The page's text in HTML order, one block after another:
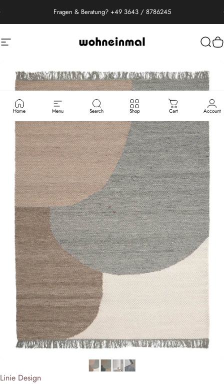
Fragen & Beratung? +49 3643 / 8786245
Seitennavigation Wohneinmal
Home Menu Search Shop Cart Account
Anbieter:
Linie Design